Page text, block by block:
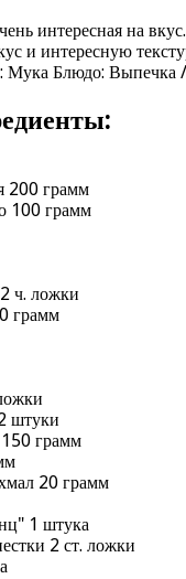
интересная на
и интересную
Мука Блюдо: Выпечка
200 грамм
100 грамм
ч. ложки
грамм
штуки
грамм
20 грамм
1 штука
2 ст. ложки